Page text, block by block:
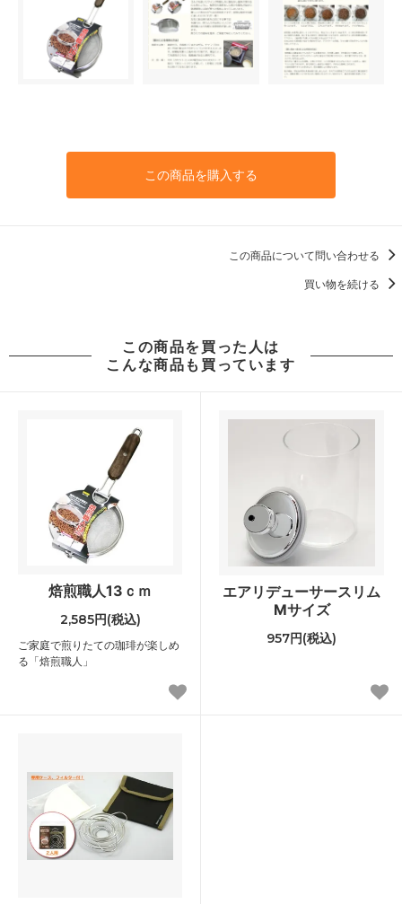
この商品を購入する
この商品について問い合わせる
買い物を続ける
この商品を買った人は
こんな商品も買っています
焙煎職人13ｃｍ
2,585円(税込)
ご家庭で煎りたての珈琲が楽しめ
る「焙煎職人」
エアリデューサースリム
Mサイズ
957円(税込)